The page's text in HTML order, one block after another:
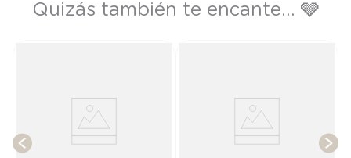
Quizás también te encante... 🩶